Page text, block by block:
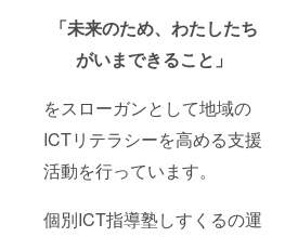
「未来のため、わたしたち
がいまできること」
をスローガンとして地域の
ICTリテラシーを高める支援
活動を行っています。
個別ICT指導塾しすくるの運